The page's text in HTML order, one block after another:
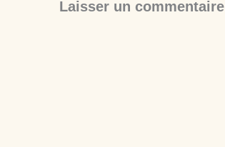
Laisser un commentaire